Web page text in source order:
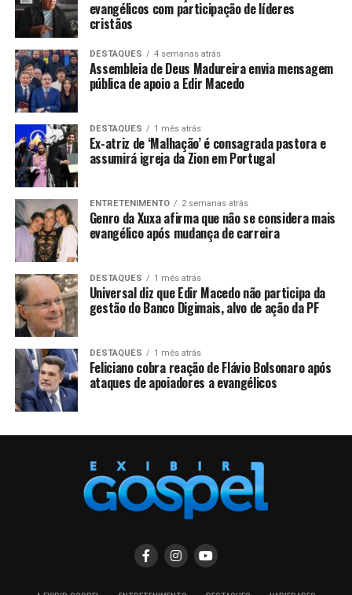
evangélicos com participação de líderes
cristãos
DESTAQUES 4 semanas atrás
Assembleia de Deus Madureira envia mensagem
pública de apoio a Edir Macedo
DESTAQUES 1 mês atrás
Ex-atriz de ‘Malhação’ é consagrada pastora e
assumirá igreja da Zion em Portugal
ENTRETENIMENTO 2 semanas atrás
Genro da Xuxa afirma que não se considera mais
evangélico após mudança de carreira
DESTAQUES 1 mês atrás
Universal diz que Edir Macedo não participa da
gestão do Banco Digimais, alvo de ação da PF
DESTAQUES 1 mês atrás
Feliciano cobra reação de Flávio Bolsonaro após
ataques de apoiadores a evangélicos